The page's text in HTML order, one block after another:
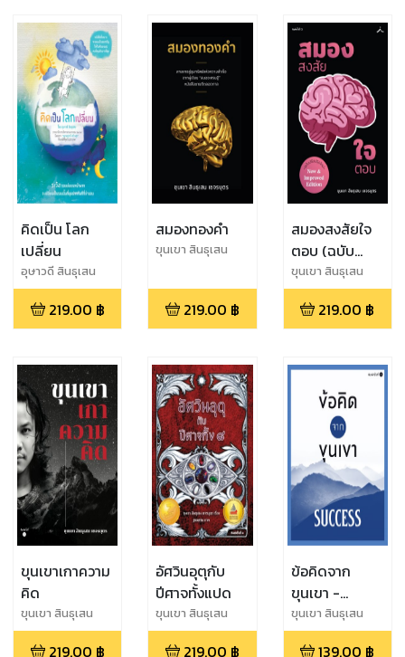
คิดเป็น โลก
เปลี่ยน
อุษาวดี สินธุเสน
219.00 ฿
สมองทองคำ
ขุนเขา สินธุเสน
219.00 ฿
สมองสงสัยใจ
ตอบ (ฉบับ
ปรับปรุงใหม่)
ขุนเขา สินธุเสน
เขจรบุตร
219.00 ฿
ขุนเขาเกาความ
คิด
ขุนเขา สินธุเสน
เขจรบุตร
219.00 ฿
อัศวินอุตุกับ
ปีศาจทั้งแปด
ขุนเขา สินธุเสน
เขจรบุตร
219.00 ฿
ข้อคิดจาก
ขุนเขา -
Success
ขุนเขา สินธุเสน
เขจรบุตร
139.00 ฿